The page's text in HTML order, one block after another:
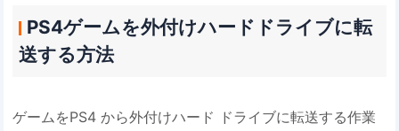
PS4ゲームを外付けハードドライブに転
送する方法
ゲームをPS4 から外付けハード ドライブに転送する作業